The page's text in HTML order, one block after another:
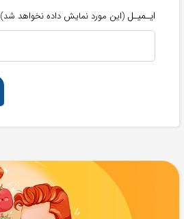
ایـمیـل (این مورد نمایش داده نخواهد شد)